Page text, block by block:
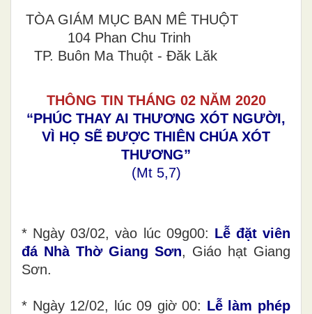
TÒA GIÁM MỤC BAN MÊ THUỘT
104 Phan Chu Trinh
TP. Buôn Ma Thuột - Đăk Lăk
THÔNG TIN THÁNG 02 NĂM 2020
“PHÚC THAY AI THƯƠNG XÓT NGƯỜI,
VÌ HỌ SẼ ĐƯỢC THIÊN CHÚA XÓT
THƯƠNG”
(Mt 5,7)
* Ngày 03/02, vào lúc 09g00: Lễ đặt viên
đá Nhà Thờ Giang Sơn, Giáo hạt Giang
Sơn.
* Ngày 12/02, lúc 09 giờ 00: Lễ làm phép